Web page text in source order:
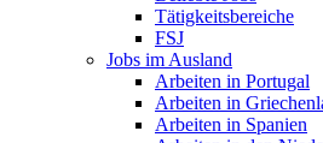
Tätigkeitsbereiche
FSJ
Jobs im Ausland
Arbeiten in Portugal
Arbeiten in
Arbeiten in Spanien